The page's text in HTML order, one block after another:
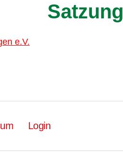
Satzung
e.V.
Login